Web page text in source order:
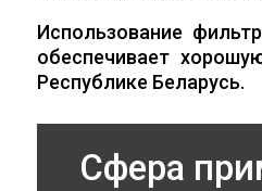
Использование
обеспечивает
Республике Беларусь.
Сфера